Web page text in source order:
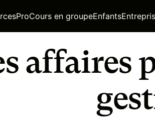
ProCours en groupeEnfants
affaires